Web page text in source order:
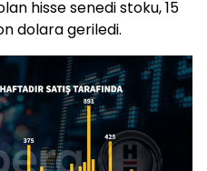
hisse senedi stoku, 15
dolara geriledi.